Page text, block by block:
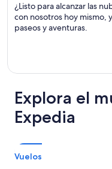
¿Listo para alcanzar las
con nosotros hoy mismo,
paseos y aventuras.
Explora el
Expedia
Vuelos